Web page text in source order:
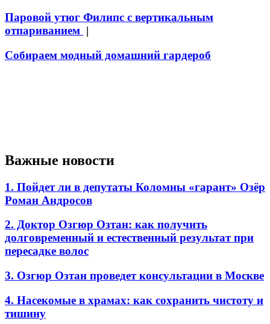
Паровой утюг Филипс с вертикальным
отпариванием |
Собираем модный домашний гардероб
Важные новости
1. Пойдет ли в депутаты Коломны «гарант» Озёр
Роман Андросов
2. Доктор Озгюр Озтан: как получить
долговременный и естественный результат при
пересадке волос
3. Озгюр Озтан проведет консультации в Москве
4. Насекомые в храмах: как сохранить чистоту и
тишину